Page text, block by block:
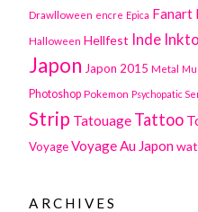
Drawlloween encre Epica Fanart
Halloween Hellfest Inde
Japon Japon 2015 Metal
Photoshop Pokemon Psychopatic
Strip Tatouage Tattoo
Voyage Voyage Au Japon
ARCHIVES